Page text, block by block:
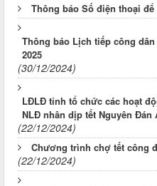
Thông báo Số điện thoại
Thông báo Lịch tiếp công
2025
(30/12/2024)
LĐLĐ tỉnh tổ chức các hoạt
NLĐ nhân dịp tết Nguyên Đán
(22/12/2024)
Chương trình chợ tết công
(22/12/2024)